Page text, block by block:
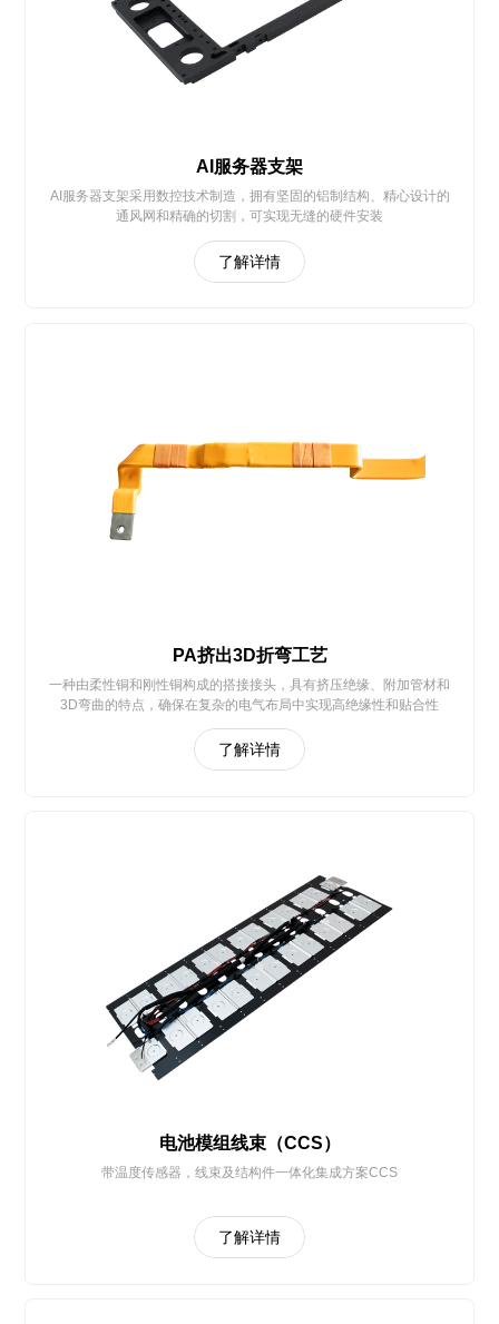
AI服务器支架
AI服务器支架采用数控技术制造，拥有坚固的铝制结构、精心设计的
通风网和精确的切割，可实现无缝的硬件安装
了解详情
PA挤出3D折弯工艺
一种由柔性铜和刚性铜构成的搭接接头，具有挤压绝缘、附加管材和
3D弯曲的特点，确保在复杂的电气布局中实现高绝缘性和贴合性
了解详情
电池模组线束（CCS）
带温度传感器，线束及结构件一体化集成方案CCS
了解详情